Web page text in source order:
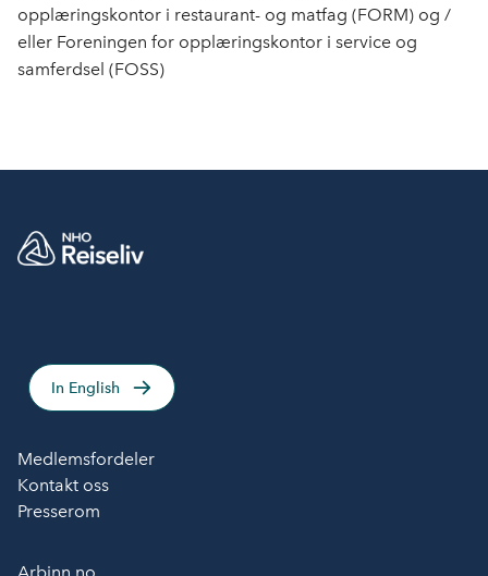
opplæringskontor i restaurant- og matfag (FORM) og /
eller Foreningen for opplæringskontor i service og
samferdsel (FOSS)
In English
Medlemsfordeler
Kontakt oss
Presserom